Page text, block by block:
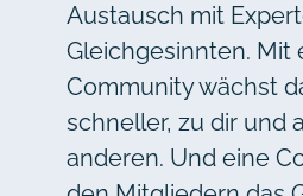
Austausch mit
Gleichgesinnten. Mit
Community wächst
schneller, zu dir und
anderen. Und eine